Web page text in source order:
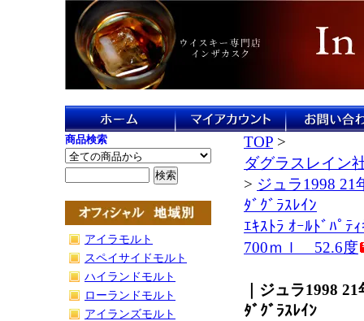
商品検索
アイラモルト
スペイサイドモルト
ハイランドモルト
ローランドモルト
アイランズモルト
TOP >
ダグラスレイン
> ジュラ1998 21
ﾀﾞｸﾞﾗｽﾚｲﾝ
ｴｷｽﾄﾗ ｵｰﾙﾄﾞﾊﾟﾃ
700ｍｌ 52.6度
｜ジュラ1998 21
ﾀﾞｸﾞﾗｽﾚｲﾝ